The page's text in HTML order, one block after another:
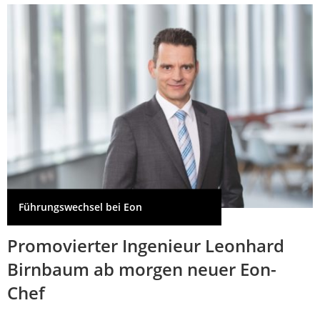
Führungswechsel bei Eon
Promovierter Ingenieur Leonhard
Birnbaum ab morgen neuer Eon-
Chef